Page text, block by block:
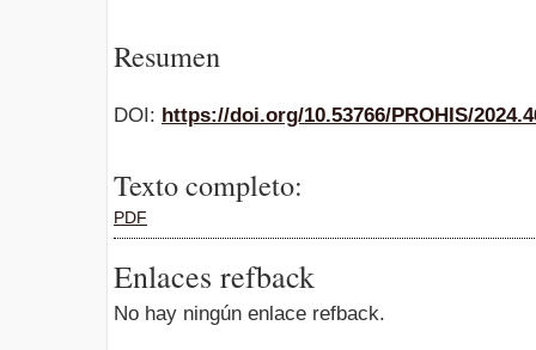
Resumen
DOI: https://doi.org/10.53766/PROHIS/
Texto completo:
PDF
Enlaces refback
No hay ningún enlace refback.